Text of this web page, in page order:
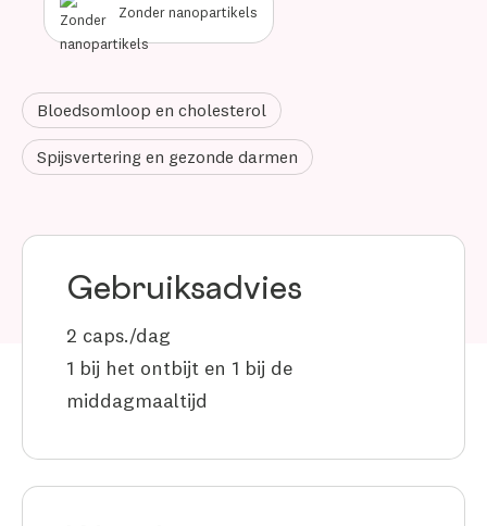
Zonder nanopartikels
Bloedsomloop en cholesterol
Spijsvertering en gezonde darmen
Gebruiksadvies
2 caps./dag
1 bij het ontbijt en 1 bij de
middagmaaltijd